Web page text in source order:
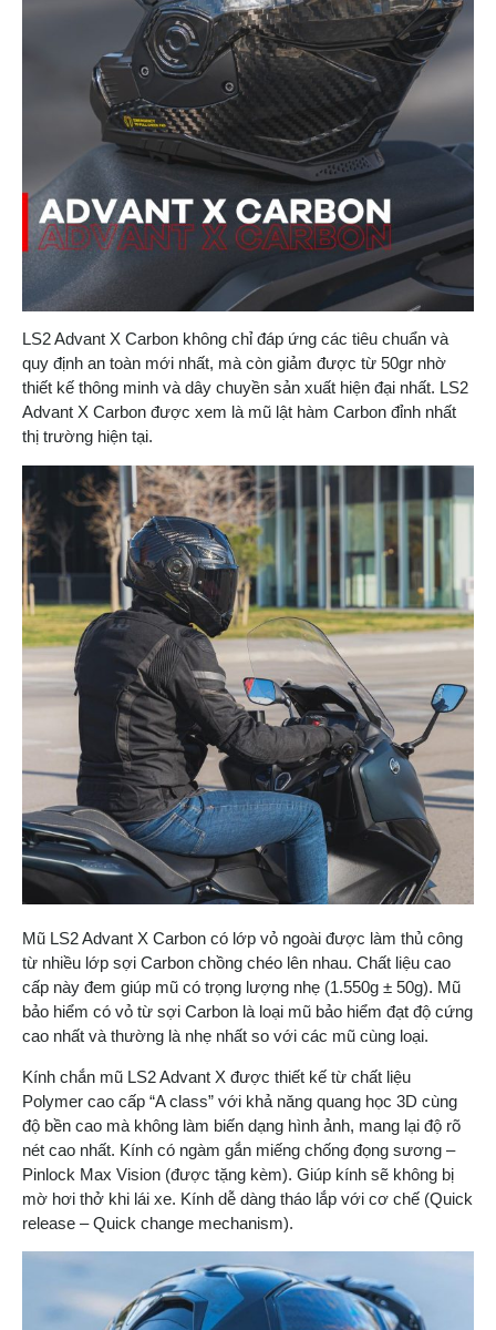
LS2 Advant X Carbon không chỉ đáp ứng các tiêu chuẩn và
quy định an toàn mới nhất, mà còn giảm được từ 50gr nhờ
thiết kế thông minh và dây chuyền sản xuất hiện đại nhất. LS2
Advant X Carbon được xem là mũ lật hàm Carbon đỉnh nhất
thị trường hiện tại.
Mũ LS2 Advant X Carbon có lớp vỏ ngoài được làm thủ công
từ nhiều lớp sợi Carbon chồng chéo lên nhau. Chất liệu cao
cấp này đem giúp mũ có trọng lượng nhẹ (1.550g ± 50g). Mũ
bảo hiểm có vỏ từ sợi Carbon là loại mũ bảo hiểm đạt độ cứng
cao nhất và thường là nhẹ nhất so với các mũ cùng loại.
Kính chắn mũ LS2 Advant X được thiết kế từ chất liệu
Polymer cao cấp “A class” với khả năng quang học 3D cùng
độ bền cao mà không làm biến dạng hình ảnh, mang lại độ rõ
nét cao nhất. Kính có ngàm gắn miếng chống đọng sương –
Pinlock Max Vision (được tặng kèm). Giúp kính sẽ không bị
mờ hơi thở khi lái xe. Kính dễ dàng tháo lắp với cơ chế (Quick
release – Quick change mechanism).